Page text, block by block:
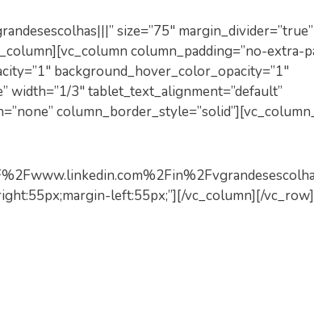
size=”75″ margin_divider=”true”
column_padding=”no-extra-
background_hover_color_opacity=”1″
width=”1/3″ tablet_text_alignment=”default”
left:55px;”][/vc_column][/vc_row]